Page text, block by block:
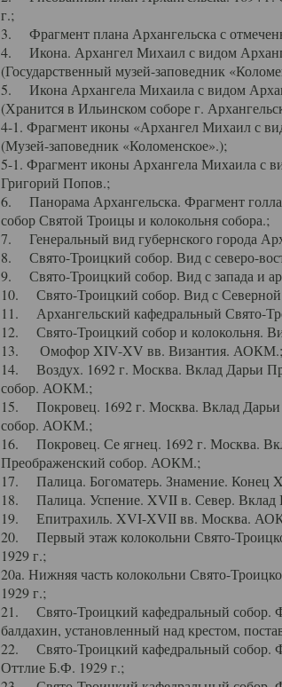
г.;
3. Фрагмент плана Архангельска с
4. Икона. Архангел Михаил с видом
(Государственный музей-заповедник
5. Икона Архангела Михаила с видом
(Хранится в Ильинском соборе г.
4-1. Фрагмент иконы «Архангел Михаил с
(Музей-заповедник «Коломенское».);
5-1. Фрагмент иконы Архангела Михаила с
Григорий Попов.;
6. Панорама Архангельска. Фрагмент
собор Святой Троицы и колокольня собора.;
7. Генеральный вид губернского города
8. Свято-Троицкий собор. Вид с северо-
9. Свято-Троицкий собор. Вид с запада и
10. Свято-Троицкий собор. Вид с
11. Архангельский кафедральный Свято-
12. Свято-Троицкий собор и колокольня.
13. Омофор XIV-XV вв. Византия. АОКМ.;
14. Воздух. 1692 г. Москва. Вклад Дарьи
собор. АОКМ.;
15. Покровец. 1692 г. Москва. Вклад
собор. АОКМ.;
16. Покровец. Се ягнец. 1692 г. Москва.
Преображенский собор. АОКМ.;
17. Палица. Богоматерь. Знамение.
18. Палица. Успение. XVII в. Север. Вклад
19. Епитрахиль. XVI-XVII вв. Москва.
20. Первый этаж колокольни Свято-
1929 г.;
20а. Нижняя часть колокольни Свято-
1929 г.;
21. Свято-Троицкий кафедральный собор.
балдахин, установленный над крестом,
22. Свято-Троицкий кафедральный собор.
Оттлие Б.Ф. 1929 г.;